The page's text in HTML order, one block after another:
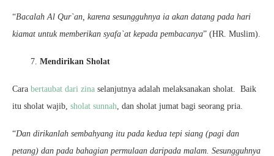
“Bacalah Al Qur`an, karena sesungguhnya ia akan datang pada hari
kiamat untuk memberikan syafa`at kepada pembacanya” (HR. Muslim).
7. Mendirikan Sholat
Cara bertaubat dari zina selanjutnya adalah melaksanakan sholat. Baik
itu sholat wajib, sholat sunnah, dan sholat jumat bagi seorang pria.
“Dan dirikanlah sembahyang itu pada kedua tepi siang (pagi dan
petang) dan pada bahagian permulaan daripada malam. Sesungguhnya